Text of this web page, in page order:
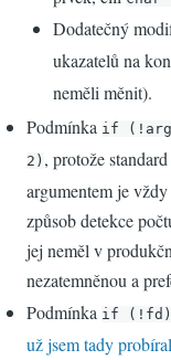
Dodatečný
ukazatelů na
neměli měnit).
Podmínka if
2) , protože
argumentem je
způsob detekce
jej neměl v
nezatemněnou a
Podmínka if (!fd)
už jsem tady probíral